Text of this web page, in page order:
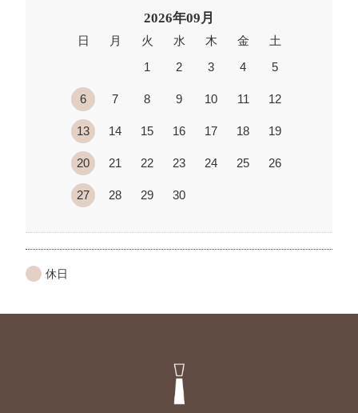
2026年09月
日 月 火 水 木 金
土
1
2 3 4 5
6 7 8 9 10 11 12
13 14 15 16 17 18 19
20 21 22 23 24 25 26
27 28 29 30
休日